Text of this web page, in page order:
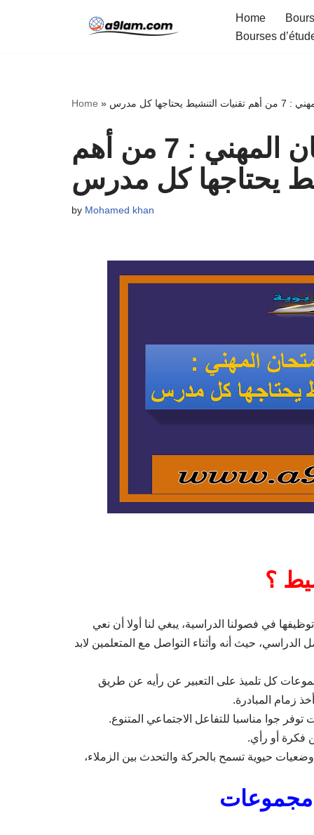
Home
Bourses
Home » كل مدرس
هام للمقبلين على الامتحان المهني : 7 من أهم
يحتاجها كل مدرس
by Mohamed khan
؟
في فصولنا الدراسية، يبغي لنا أولا أن نعي
حيث أنه وأثناء التواصل مع المتعلمين لابد
كل تلميذ على التعبير عن رأيه عن طريق
زمام المبادرة.
جوا مناسبا للتفاعل الاجتماعي المتنوع.
فكرة أو رأي.
حيوية تسمح بالحركة والتحدث بين الزملاء،
مجموعات